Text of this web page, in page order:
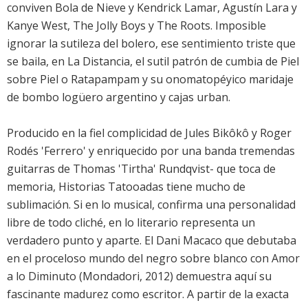
conviven Bola de Nieve y Kendrick Lamar, Agustín Lara y
Kanye West, The Jolly Boys y The Roots. Imposible
ignorar la sutileza del bolero, ese sentimiento triste que
se baila, en La Distancia, el sutil patrón de cumbia de Piel
sobre Piel o Ratapampam y su onomatopéyico maridaje
de bombo logüero argentino y cajas urban.
Producido en la fiel complicidad de Jules Bikôkô y Roger
Rodés 'Ferrero' y enriquecido por una banda tremendas
guitarras de Thomas 'Tirtha' Rundqvist- que toca de
memoria, Historias Tatooadas tiene mucho de
sublimación. Si en lo musical, confirma una personalidad
libre de todo cliché, en lo literario representa un
verdadero punto y aparte. El Dani Macaco que debutaba
en el proceloso mundo del negro sobre blanco con Amor
a lo Diminuto (Mondadori, 2012) demuestra aquí su
fascinante madurez como escritor. A partir de la exacta